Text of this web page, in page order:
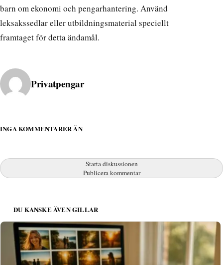
barn om ekonomi och pengarhantering. Använd
leksakssedlar eller utbildningsmaterial speciellt
framtaget för detta ändamål.
Publicerad av
Privatpengar
INGA KOMMENTARER ÄN
Starta diskussionen
Publicera kommentar
DU KANSKE ÄVEN GILLAR